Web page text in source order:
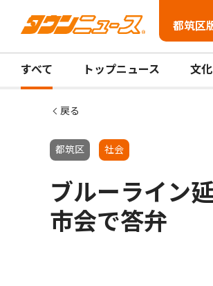
都筑区
すべて トップニュース 文化
戻る
都筑区 社会
ブルーライン
市会で答弁